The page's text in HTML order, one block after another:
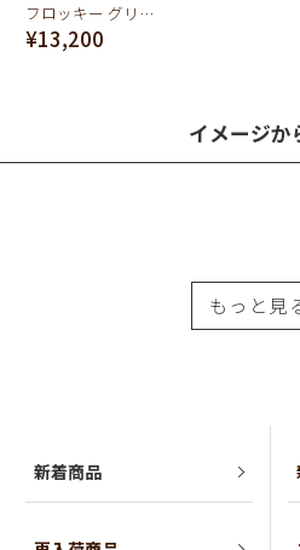
フロッキー グリーンメルトリング
¥13,200
イメージか
もっと見
新着商品